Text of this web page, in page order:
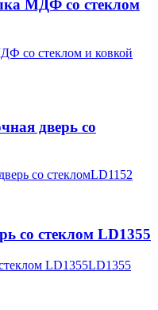
МДФ со стеклом
дверь со
LD1152
со стеклом LD1355
LD1355